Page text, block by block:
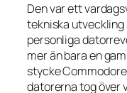
Den var ett
tekniska utveckling
personliga
mer än bara en
stycke
datorerna tog över